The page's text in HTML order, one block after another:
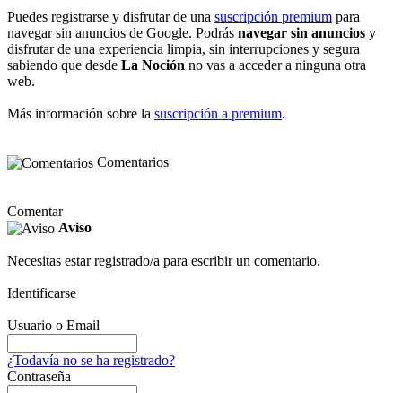
Puedes registrarse y disfrutar de una suscripción premium para
navegar sin anuncios de Google. Podrás navegar sin anuncios y
disfrutar de una experiencia limpia, sin interrupciones y segura
sabiendo que desde La Noción no vas a acceder a ninguna otra
web.
Más información sobre la suscripción a premium.
Comentarios
Comentar
Aviso
Necesitas estar registrado/a para escribir un comentario.
Identificarse
Usuario o Email
¿Todavía no se ha registrado?
Contraseña